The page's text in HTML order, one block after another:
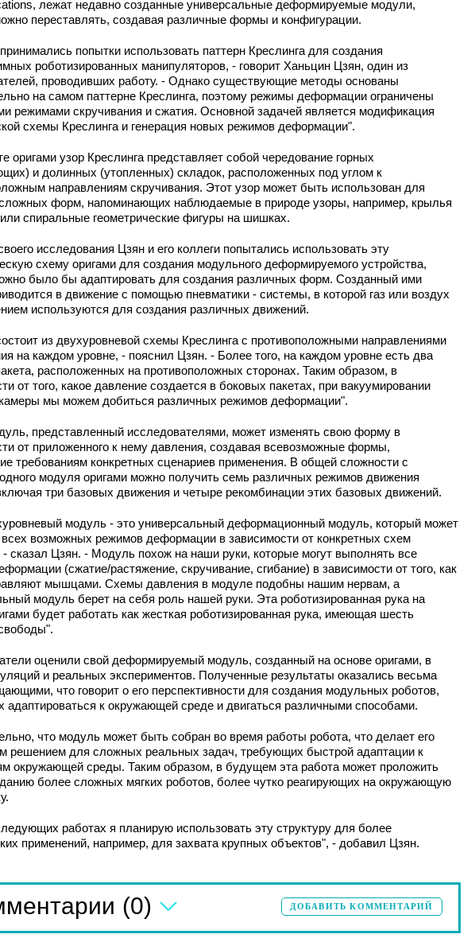
лежат недавно созданные универсальные деформируемые модули,
переставлять, создавая различные формы и конфигурации.
попытки использовать паттерн Креслинга для создания
роботизированных манипуляторов, - говорит Ханьцин Цзян, один из
проводивших работу. - Однако существующие методы основаны
на самом паттерне Креслинга, поэтому режимы деформации ограничены
режимами скручивания и сжатия. Основной задачей является модификация
схемы Креслинга и генерация новых режимов деформации".
оригами узор Креслинга представляет собой чередование горных
и долинных (утопленных) складок, расположенных под углом к
направлениям скручивания. Этот узор может быть использован для
форм, напоминающих наблюдаемые в природе узоры, например, крылья
спиральные геометрические фигуры на шишках.
исследования Цзян и его коллеги попытались использовать эту
схему оригами для создания модульного деформируемого устройства,
было бы адаптировать для создания различных форм. Созданный ими
в движение с помощью пневматики - системы, в которой газ или воздух
используются для создания различных движений.
из двухуровневой схемы Креслинга с противоположными направлениями
на каждом уровне, - пояснил Цзян. - Более того, на каждом уровне есть два
расположенных на противоположных сторонах. Таким образом, в
от того, какое давление создается в боковых пакетах, при вакуумировании
мы можем добиться различных режимов деформации".
представленный исследователями, может изменять свою форму в
от приложенного к нему давления, создавая всевозможные формы,
требованиям конкретных сценариев применения. В общей сложности с
модуля оригами можно получить семь различных режимов движения
три базовых движения и четыре рекомбинации этих базовых движений.
модуль - это универсальный деформационный модуль, который может
всех возможных режимов деформации в зависимости от конкретных схем
- сказал Цзян. - Модуль похож на наши руки, которые могут выполнять все
(сжатие/растяжение, скручивание, сгибание) в зависимости от того, как
мышцами. Схемы давления в модуле подобны нашим нервам, а
модуль берет на себя роль нашей руки. Эта роботизированная рука на
будет работать как жесткая роботизированная рука, имеющая шесть
оценили свой деформируемый модуль, созданный на основе оригами, в
и реальных экспериментов. Полученные результаты оказались весьма
что говорит о его перспективности для создания модульных роботов,
адаптироваться к окружающей среде и двигаться различными способами.
что модуль может быть собран во время работы робота, что делает его
решением для сложных реальных задач, требующих быстрой адаптации к
окружающей среды. Таким образом, в будущем эта работа может проложить
более сложных мягких роботов, более чутко реагирующих на окружающую
работах я планирую использовать эту структуру для более
применений, например, для захвата крупных объектов", - добавил Цзян.
(0) ДОБАВИТЬ КОММЕНТАРИЙ